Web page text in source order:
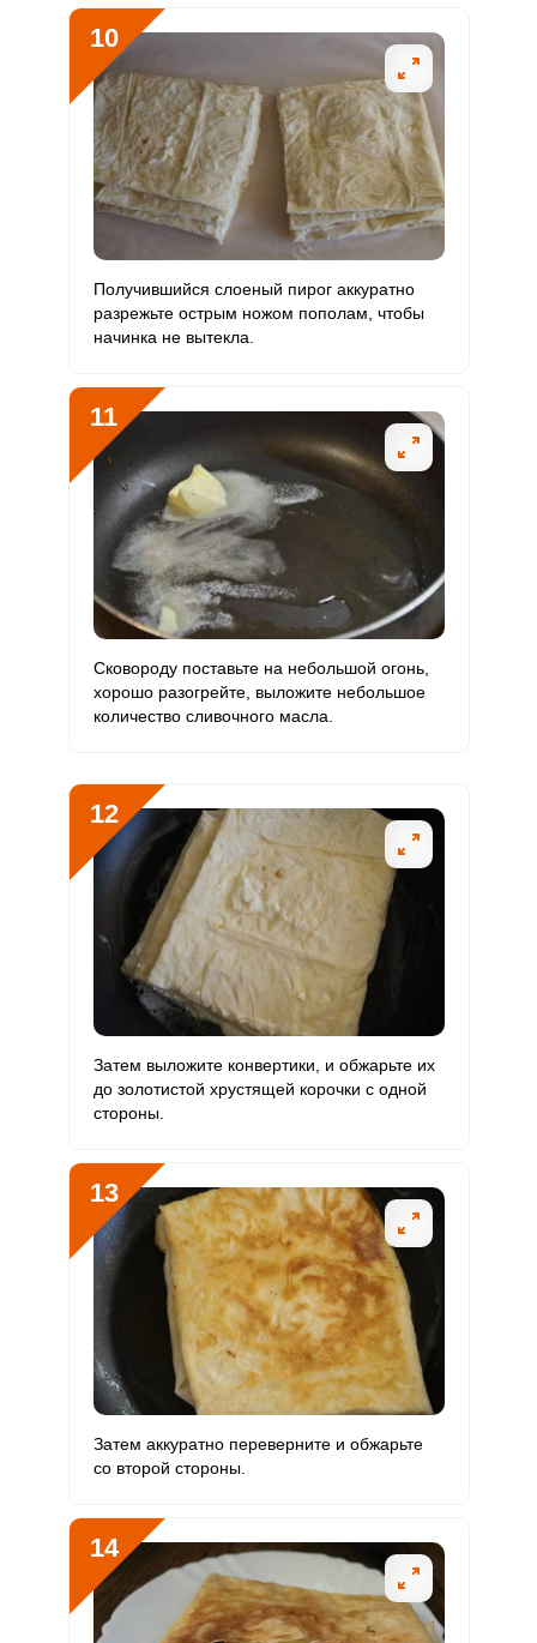
10
Получившийся слоеный пирог аккуратно
разрежьте острым ножом пополам, чтобы
начинка не вытекла.
11
Сковороду поставьте на небольшой огонь,
хорошо разогрейте, выложите небольшое
количество сливочного масла.
12
Затем выложите конвертики, и обжарьте их
до золотистой хрустящей корочки с одной
стороны.
13
Затем аккуратно переверните и обжарьте
со второй стороны.
14